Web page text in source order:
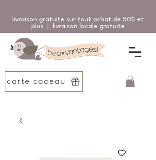
livraison gratuite sur tout achat de 50$ et
plus | livraison locale gratuite
carte cadeau